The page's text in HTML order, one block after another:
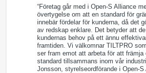
“Företag går med i Open-S Alliance
övertygelse om att en standard för
innebär fördelar för kunderna, då det
av redskap enklare. Det betyder att
kundernas behov på ett ännu
framtiden. Vi välkomnar TILTPRO
ser fram emot att arbeta för att främja
standard tillsammans inom vår
Jonsson, styrelseordförande i Open-S